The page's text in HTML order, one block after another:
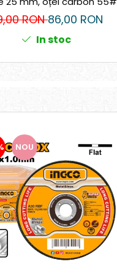
RON86,00 RON
In stoc
NOU